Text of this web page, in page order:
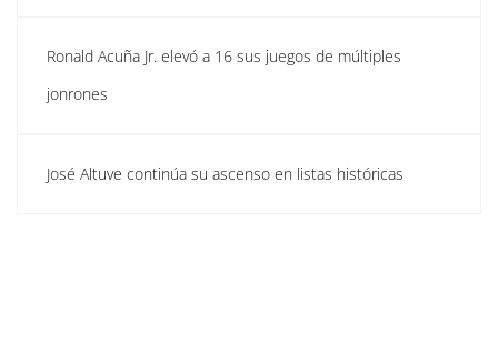
Ronald Acuña Jr. elevó a 16 sus juegos de múltiples
jonrones
José Altuve continúa su ascenso en listas históricas